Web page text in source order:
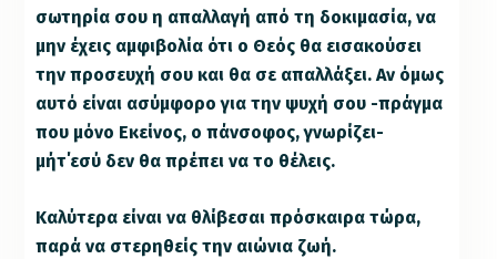
σωτηρία σου η απαλλαγή από τη δοκιμασία, να
μην έχεις αμφιβολία ότι ο Θεός θα εισακούσει
την προσευχή σου και θα σε απαλλάξει. Αν όμως
αυτό είναι ασύμφορο για την ψυχή σου -πράγμα
που μόνο Εκείνος, ο πάνσοφος, γνωρίζει-
μήτ΄εσύ δεν θα πρέπει να το θέλεις.
Καλύτερα είναι να θλίβεσαι πρόσκαιρα τώρα,
παρά να στερηθείς την αιώνια ζωή.